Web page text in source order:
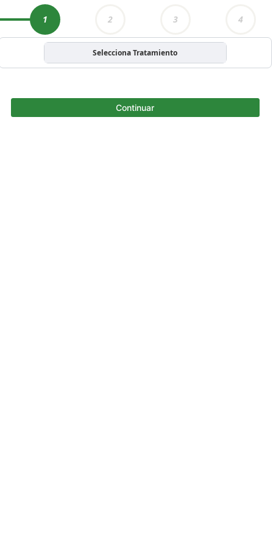
1 2 3 4
Selecciona Tratamiento
Continuar